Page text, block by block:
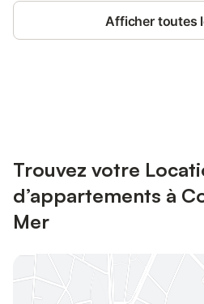
Afficher toutes
Trouvez votre
d’appartements à
Mer